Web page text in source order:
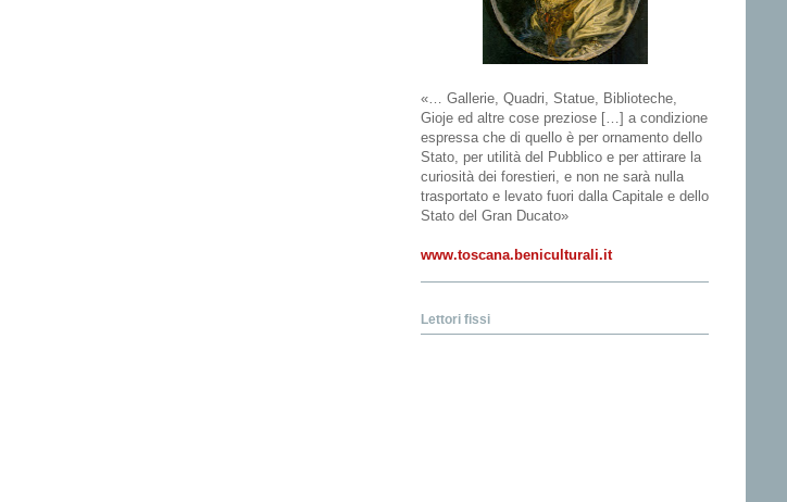
«… Gallerie, Quadri, Statue, Biblioteche,
Gioje ed altre cose preziose […] a condizione
espressa che di quello è per ornamento dello
Stato, per utilità del Pubblico e per attirare la
curiosità dei forestieri, e non ne sarà nulla
trasportato e levato fuori dalla Capitale e dello
Stato del Gran Ducato»
www.toscana.beniculturali.it
Lettori fissi